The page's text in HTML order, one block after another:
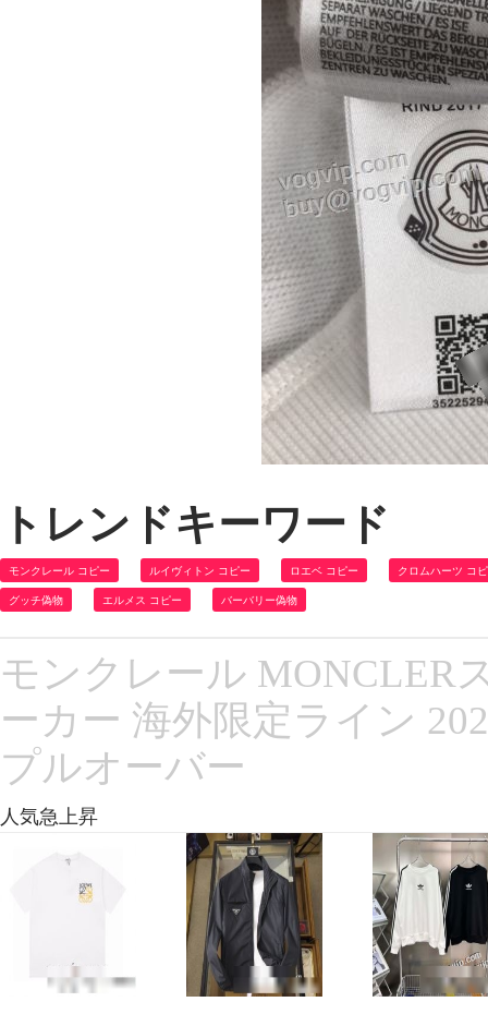
トレンドキーワード
モンクレール コピー ルイヴィトン コピー ロエベ コピー クロムハーツ コ
グッチ偽物 エルメス コピー バーバリー偽物
モンクレール MONCLER
ーカー 海外限定ライン
プルオーバー
人気急上昇